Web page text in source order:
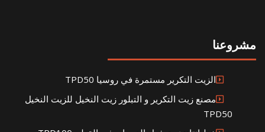
مشروعنا
الزيت التكرير مستمرة في روسيا TPD50
مصنع زيت التكرير و التبلور زيت النخيل للزيت النخيل
TPD50